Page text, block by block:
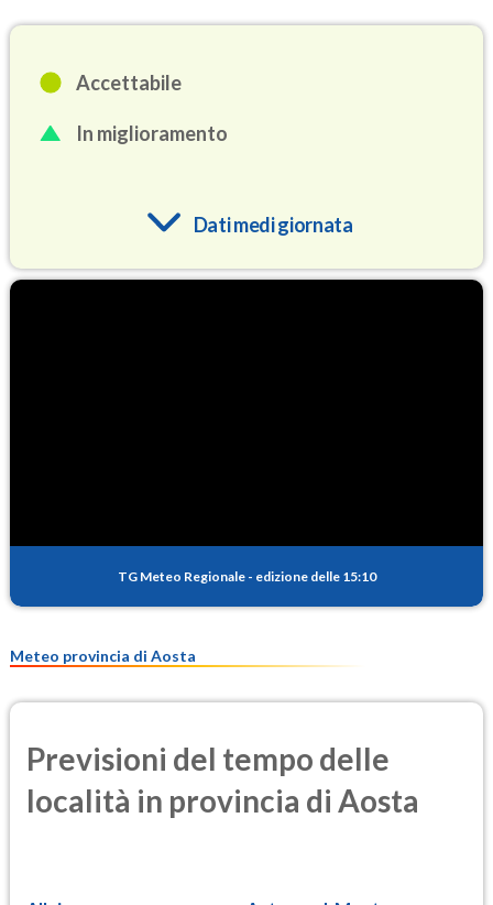
Accettabile
In miglioramento
Dati medi giornata
PM25
TG Meteo Regionale - edizione delle 15:10
Meteo provincia di Aosta
Previsioni del tempo delle
località in provincia di Aosta